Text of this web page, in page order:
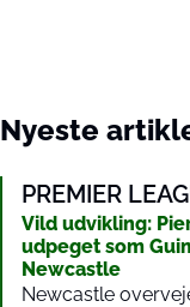
Nyeste
PREMIER
Vild udvikling:
udpeget som
Newcastle
Newcastle